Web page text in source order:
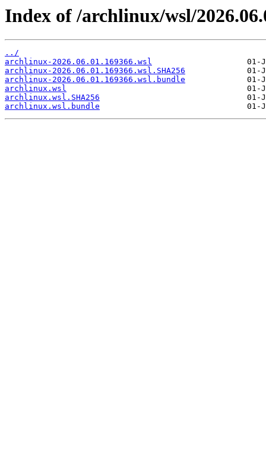
Index of /archlinux/wsl/
../
archlinux-2026.06.01.169366.wsl
archlinux-2026.06.01.169366.wsl.SHA256
archlinux-2026.06.01.169366.wsl.bundle
archlinux.wsl
archlinux.wsl.SHA256
archlinux.wsl.bundle